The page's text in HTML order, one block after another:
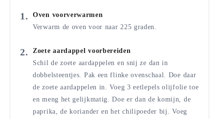
Oven voorverwarmen
Verwarm de oven voor naar 225 graden.
Zoete aardappel voorbereiden
Schil de zoete aardappelen en snij ze dan in
dobbelsteentjes. Pak een flinke ovenschaal. Doe daar
de zoete aardappelen in. Voeg 3 eetlepels olijfolie toe
en meng het gelijkmatig. Doe er dan de komijn, de
paprika, de koriander en het chilipoeder bij. Voeg